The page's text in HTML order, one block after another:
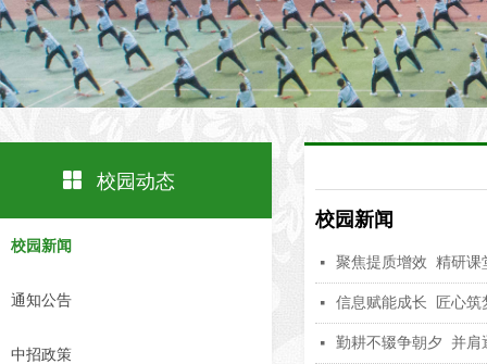
넒 校园动态
校园新闻
通知公告
中招政策
校园新闻
넷 聚焦提质增效 精研课
넷 信息赋能成长 匠心
넷 勤耕不辍争朝夕 并